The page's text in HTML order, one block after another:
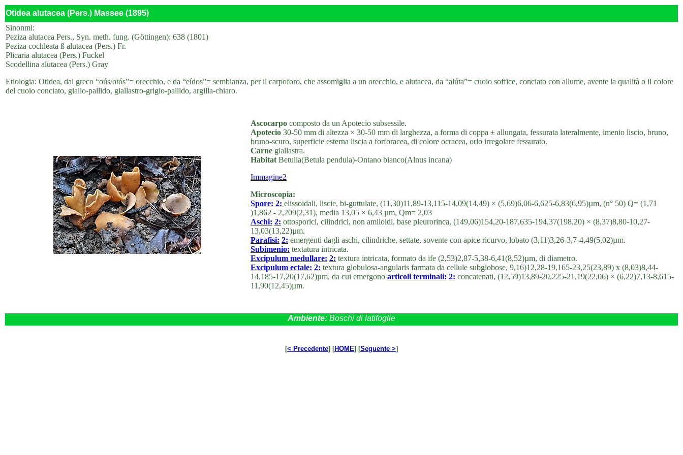
Otidea alutacea (Pers.) Massee (1895)
Sinonmi:
Peziza alutacea Pers., Syn. meth. fung. (Göttingen): 638 (1801)
Peziza cochleata ß alutacea (Pers.) Fr.
Plicaria alutacea (Pers.) Fuckel
Scodellina alutacea (Pers.) Gray
Etiologia: Otidea, dal greco “oús/otós”= orecchio, e da “eídos”= sembianza, per il carpoforo, che assomiglia a un orecchio, e alutacea, da “alúta”= cuoio soffice, conciato con allume, avente la qualità o il colore
del cuoio conciato, giallo-pallido, giallastro-grigio-pallido, argilla-chiaro.
Ascocarpo composto da un Apotecio subsessile.
Apotecio 30-50 mm di altezza × 30-50 mm di larghezza, a forma di coppa ± allungata, fessurata lateralmente, imenio liscio, bruno,
bruno-scuro, superficie esterna liscia a forforacea, di colore ocracea, orlo irregolare fessurato.
Carne giallastra.
Habitat Betulla(Betula pendula)-Ontano bianco(Alnus incana)
Immagine2
Microscopia:
Spore: 2: elissoidali, liscie, bi-guttulate, (11,30)11,89-13,115-14,09(14,49) × (5,69)6,06-6,625-6,83(6,95)µm, (n° 50) Q= (1,71
)1,862 - 2,209(2,31), media 13,05 × 6,43 µm, Qm= 2,03
Aschi: 2: ottosporici, cilindrici, non amiloidi, base pleurorinca, (149,06)154,20-187,635-194,37(198,20) × (8,37)8,80-10,27-
13,03(13,22)µm.
Parafisi: 2: emergenti dagli aschi, cilindriche, settate, sovente con apice ricurvo, lobato (3,11)3,26-3,7-4,49(5,02)µm.
Subimenio: textatura intricata.
Excipulum medullare: 2: textura intricata, formato da ife (2,53)2,87-5,38-6,41(8,52)µm, di diametro.
Excipulum ectale: 2: textura globulosa-angularis farmata da cellule subglobose, 9,16)12,28-19,165-23,25(23,89) x (8,03)8,44-
14,185-17,20(17,62)µm, da cui emergono articoli terminali: 2: concatenati, (12,59)13,89-20,225-21,19(22,06) × (6,22)7,13-8,615-
11,90(12,45)µm.
Ambiente: Boschi di latifoglie
[< Precedente] [HOME] [Seguente >]